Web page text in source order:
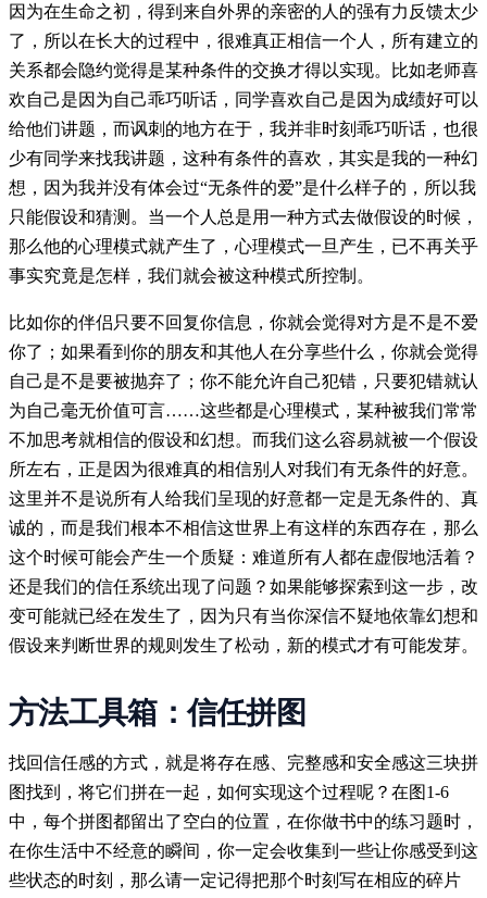
因为在生命之初，得到来自外界的亲密的人的强有力反馈太少
了，所以在长大的过程中，很难真正相信一个人，所有建立的
关系都会隐约觉得是某种条件的交换才得以实现。比如老师喜
欢自己是因为自己乖巧听话，同学喜欢自己是因为成绩好可以
给他们讲题，而讽刺的地方在于，我并非时刻乖巧听话，也很
少有同学来找我讲题，这种有条件的喜欢，其实是我的一种幻
想，因为我并没有体会过“无条件的爱”是什么样子的，所以我
只能假设和猜测。当一个人总是用一种方式去做假设的时候，
那么他的心理模式就产生了，心理模式一旦产生，已不再关乎
事实究竟是怎样，我们就会被这种模式所控制。
比如你的伴侣只要不回复你信息，你就会觉得对方是不是不爱
你了；如果看到你的朋友和其他人在分享些什么，你就会觉得
自己是不是要被抛弃了；你不能允许自己犯错，只要犯错就认
为自己毫无价值可言……这些都是心理模式，某种被我们常常
不加思考就相信的假设和幻想。而我们这么容易就被一个假设
所左右，正是因为很难真的相信别人对我们有无条件的好意。
这里并不是说所有人给我们呈现的好意都一定是无条件的、真
诚的，而是我们根本不相信这世界上有这样的东西存在，那么
这个时候可能会产生一个质疑：难道所有人都在虚假地活着？
还是我们的信任系统出现了问题？如果能够探索到这一步，改
变可能就已经在发生了，因为只有当你深信不疑地依靠幻想和
假设来判断世界的规则发生了松动，新的模式才有可能发芽。
方法工具箱：信任拼图
找回信任感的方式，就是将存在感、完整感和安全感这三块拼
图找到，将它们拼在一起，如何实现这个过程呢？在图1-6
中，每个拼图都留出了空白的位置，在你做书中的练习题时，
在你生活中不经意的瞬间，你一定会收集到一些让你感受到这
些状态的时刻，那么请一定记得把那个时刻写在相应的碎片